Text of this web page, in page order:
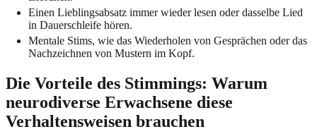
Einen Lieblingsabsatz immer wieder lesen oder dasselbe Lied
in Dauerschleife hören.
Mentale Stims, wie das Wiederholen von Gesprächen oder das
Nachzeichnen von Mustern im Kopf.
Die Vorteile des Stimmings: Warum
neurodiverse Erwachsene diese
Verhaltensweisen brauchen